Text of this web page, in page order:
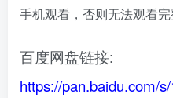
手机观看，否则无法观看完
百度网盘链接:
https://pan.baidu.com/